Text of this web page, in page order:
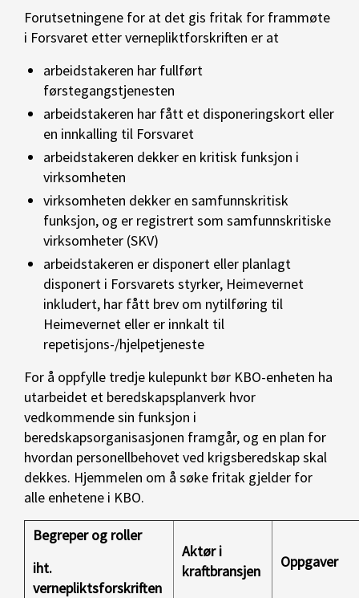
Forutsetningene for at det gis fritak for frammøte
i Forsvaret etter vernepliktforskriften er at
arbeidstakeren har fullført
førstegangstjenesten
arbeidstakeren har fått et disponeringskort eller
en innkalling til Forsvaret
arbeidstakeren dekker en kritisk funksjon i
virksomheten
virksomheten dekker en samfunnskritisk
funksjon, og er registrert som samfunnskritiske
virksomheter (SKV)
arbeidstakeren er disponert eller planlagt
disponert i Forsvarets styrker, Heimevernet
inkludert, har fått brev om nytilføring til
Heimevernet eller er innkalt til
repetisjons-/hjelpetjeneste
For å oppfylle tredje kulepunkt bør KBO-enheten ha
utarbeidet et beredskapsplanverk hvor
vedkommende sin funksjon i
beredskapsorganisasjonen framgår, og en plan for
hvordan personellbehovet ved krigsberedskap skal
dekkes. Hjemmelen om å søke fritak gjelder for
alle enhetene i KBO.
Begreper og roller
iht.
vernepliktsforskriften
Aktør i
kraftbransjen
Oppgaver